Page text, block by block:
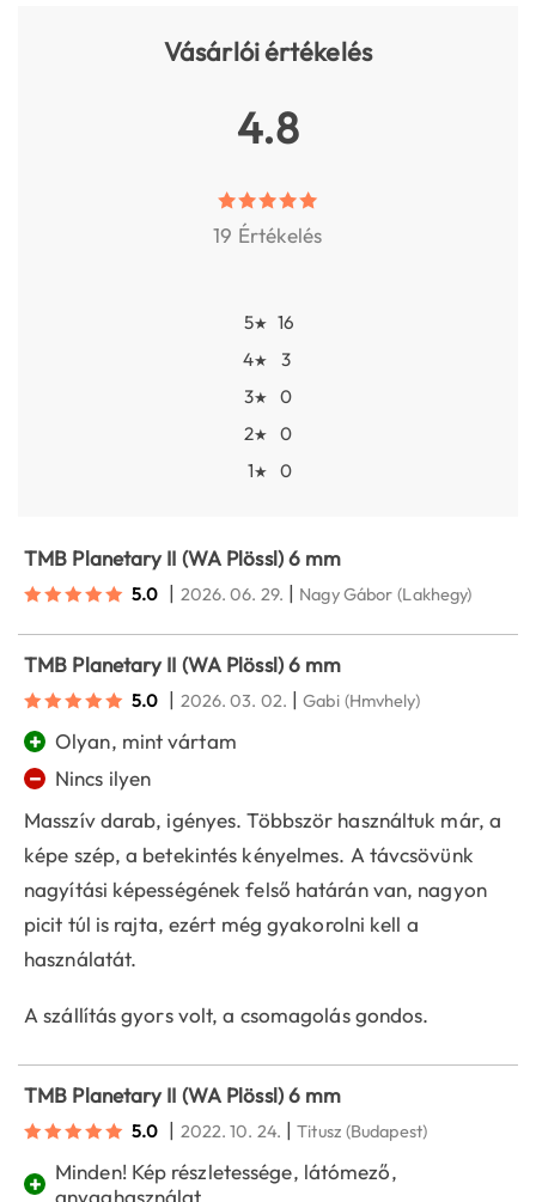
Vásárlói értékelés
4.8
19 Értékelés
5★ 16
4★
3
3★
0
2★
0
1★ 0
TMB Planetary II (WA Plössl) 6 mm
5.0 | 2026. 06. 29. | Nagy Gábor (Lakhegy)
TMB Planetary II (WA Plössl) 6 mm
5.0 | 2026. 03. 02. |Gabi (Hmvhely)
+ Olyan, mint vártam
−
Nincs ilyen
Masszív darab, igényes. Többször használtuk már, a
képe szép, a betekintés kényelmes. A távcsövünk
nagyítási képességének felső határán van, nagyon
picit túl is rajta, ezért még gyakorolni kell a
használatát.
A szállítás gyors volt, a csomagolás gondos.
TMB Planetary II (WA Plössl) 6 mm
5.0 | 2022. 10. 24. |Titusz (Budapest)
+
Minden! Kép részletessége, látómező,
anyaghasználat